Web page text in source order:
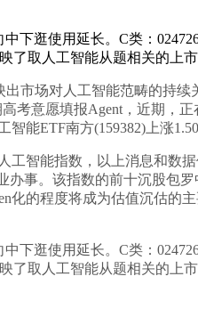
逛使用延长。C类：
取人工智能从题相关的上市
场对人工智能范畴的持续
意愿填报Agent，近期，正
能ETF南方(159382)上涨
能指数，以上消息和数
事。该指数的前十沉股包
的程度将成为估值沉估的
逛使用延长。C类：
取人工智能从题相关的上市